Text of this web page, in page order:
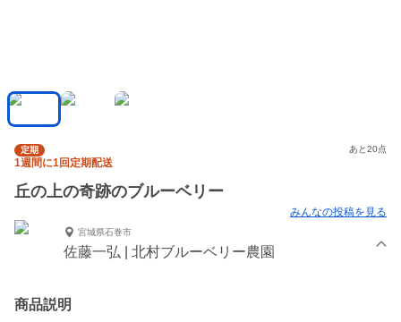
定期 あと20点
1週間に1回定期配送
丘の上の奇跡のブルーベリー
みんなの投稿を見る
宮城県石巻市
佐藤一弘 | 北村ブルーベリー農園
商品説明